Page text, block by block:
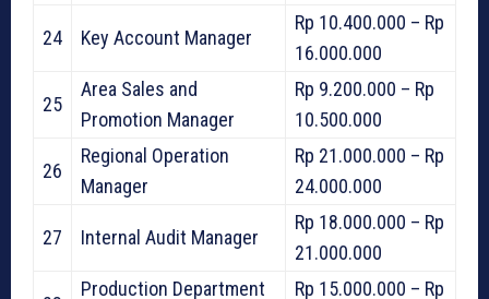
24 Key Account Manager
Rp 10.400.000 – Rp
16.000.000
25
Area Sales and
Promotion Manager
Rp 9.200.000 – Rp
10.500.000
26
Regional Operation
Manager
Rp 21.000.000 – Rp
24.000.000
27 Internal Audit Manager
Rp 18.000.000 – Rp
21.000.000
Production Department Rp 15.000.000 – Rp